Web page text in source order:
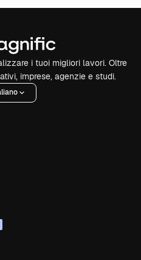
i tuoi migliori lavori. Oltre
imprese, agenzie e studi.